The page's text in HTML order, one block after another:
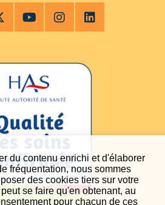
du contenu enrichi et d'élaborer
fréquentation, nous sommes
des cookies tiers sur votre
se faire qu'en obtenant, au
pour chacun de ces